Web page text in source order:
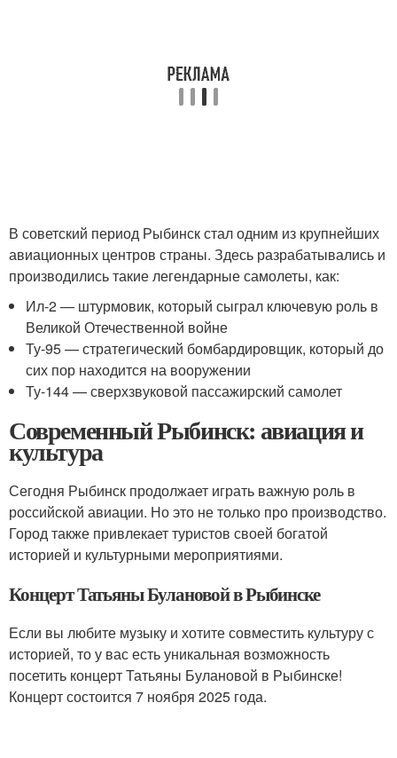
В советский период Рыбинск стал одним из крупнейших
авиационных центров страны. Здесь разрабатывались и
производились такие легендарные самолеты, как:
Ил-2 — штурмовик, который сыграл ключевую роль в
Великой Отечественной войне
Ту-95 — стратегический бомбардировщик, который до
сих пор находится на вооружении
Ту-144 — сверхзвуковой пассажирский самолет
Современный Рыбинск: авиация и
культура
Сегодня Рыбинск продолжает играть важную роль в
российской авиации. Но это не только про производство.
Город также привлекает туристов своей богатой
историей и культурными мероприятиями.
Концерт Татьяны Булановой в Рыбинске
Если вы любите музыку и хотите совместить культуру с
историей, то у вас есть уникальная возможность
посетить концерт Татьяны Булановой в Рыбинске!
Концерт состоится 7 ноября 2025 года.